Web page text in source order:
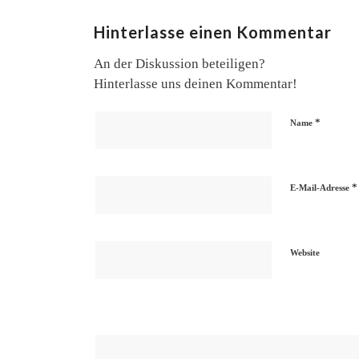
Hinterlasse einen Kommentar
An der Diskussion beteiligen?
Hinterlasse uns deinen Kommentar!
Name*
E-Mail-Adresse*
Website